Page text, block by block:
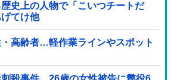
歴史上の人物で「こいつチートだ
てけ他
高齢者…軽作業ラインやスポット